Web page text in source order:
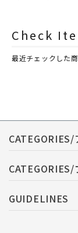
Check
最近チェックした
CATEGORIES/
CATEGORIES/
GUIDELINES